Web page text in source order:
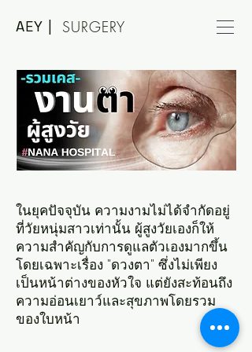
SURGERY
AEY |
ในยุคปัจจุบัน ความงามไม่ได้จำกัดอยู่
ที่วัยหนุ่มสาวเท่านั้น ผู้สูงวัยเองก็ให้
ความสำคัญกับการดูแลตัวเองมากขึ้น
โดยเฉพาะเรื่อง "ดวงตา" ซึ่งไม่เพียง
เป็นหน้าต่างของหัวใจ แต่ยังสะท้อนถึง
ความอ่อนเยาว์และสุขภาพโดยรวม
ของใบหน้า